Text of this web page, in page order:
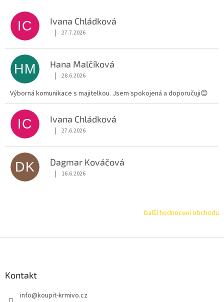
IC Ivana Chládková
Hodnocení obchodu je 5 z 5 hvězdiček.
| 27.7.2026
HM Hana Malčíková
Hodnocení obchodu je 5 z 5 hvězdiček.
| 28.6.2026
Výborná komunikace s majitelkou. Jsem spokojená a doporučuji😊
IC Ivana Chládková
Hodnocení obchodu je 5 z 5 hvězdiček.
| 27.6.2026
DK Dagmar Kováčová
Hodnocení obchodu je 5 z 5 hvězdiček.
| 16.6.2026
Další hodnocení obchodu
Kontakt
info@koupit-krmivo.cz